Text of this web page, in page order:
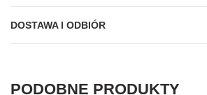
DOSTAWA I ODBIÓR
PODOBNE PRODUKTY